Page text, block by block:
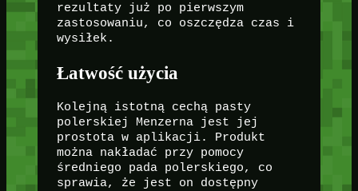
rezultaty już po pierwszym
zastosowaniu, co oszczędza czas i
wysiłek.
Łatwość użycia
Kolejną istotną cechą pasty
polerskiej Menzerna jest jej
prostota w aplikacji. Produkt
można nakładać przy pomocy
średniego pada polerskiego, co
sprawia, że jest on dostępny